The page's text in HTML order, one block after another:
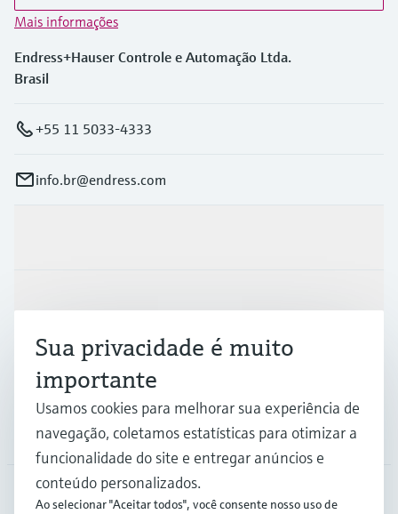
Mais informações
Endress+Hauser Controle e Automação Ltda.
Brasil
+55 11 5033-4333
info.br@endress.com
Suporte
Empresa
Sua privacidade é muito
importante
Usamos cookies para melhorar sua experiência de
navegação, coletamos estatísticas para otimizar a
funcionalidade do site e entregar anúncios e
conteúdo personalizados.
Ao selecionar "Aceitar todos", você consente nosso uso de